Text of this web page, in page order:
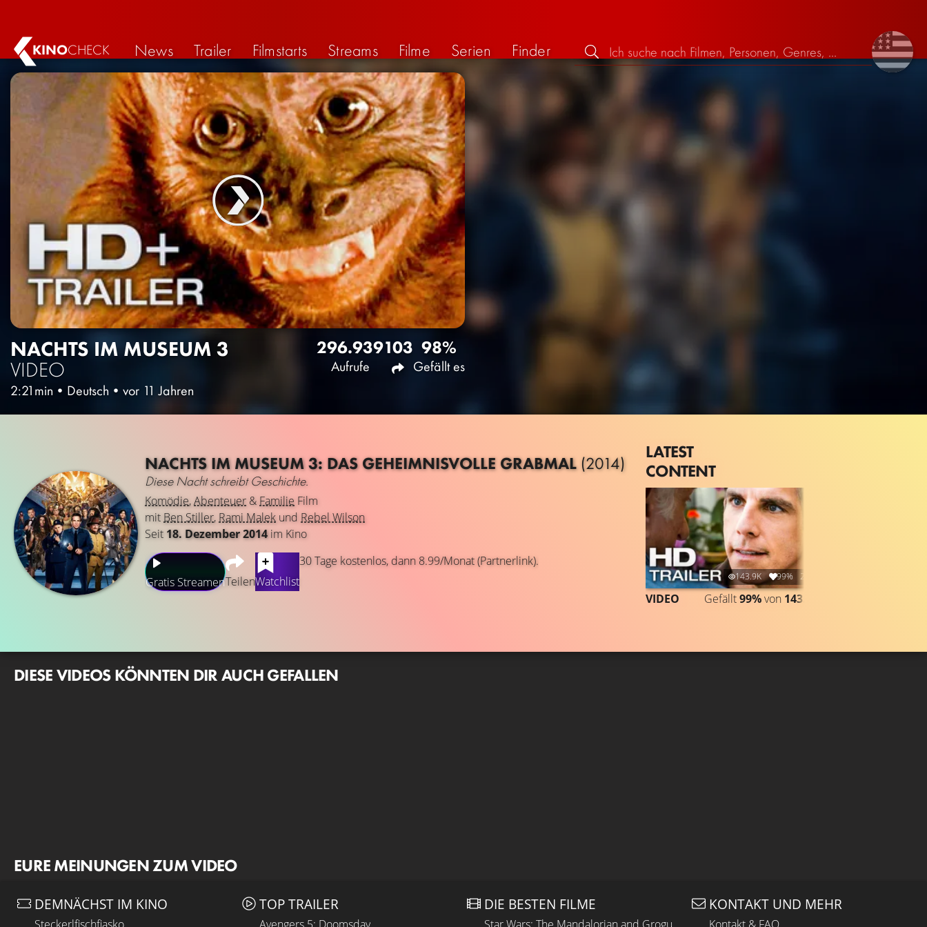
KINOCHECK News Trailer Filmstarts Streams Filme Serien Finder
NACHTS IM MUSEUM 3
VIDEO
2:21min • Deutsch • vor 11 Jahren
296.939
Aufrufe
103 98%
Gefällt es
NACHTS IM MUSEUM 3: DAS GEHEIMNISVOLLE GRABMAL(2014)
Diese Nacht schreibt Geschichte.
Komödie,Abenteuer & Familie Film
mit Ben Stiller, Rami Malek und Rebel Wilson
Seit 18. Dezember 2014im Kino
Gratis StreamenTeilenWatchlist
30 Tage kostenlos, dann 8.99/Monat (Partnerlink).
LATEST
CONTENT
143.9K 99% 2:40
VIDEO Gefällt99%von 143.926
DIESE VIDEOS KÖNNTEN DIR AUCH GEFALLEN
EURE MEINUNGEN ZUM VIDEO
DEMNÄCHST IM KINO TOP TRAILER DIE BESTEN FILME KONTAKT UND MEHR